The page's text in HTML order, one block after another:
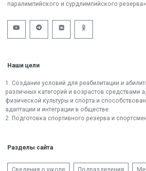
паралимпийского и сурдлимпийского резерва»
Наши цели
1. Создание условий для реабилитации и
различных категорий и возрастов средствами
физической культуры и спорта и
адаптации и интеграции в обществе.
2. Подготовка спортивного резерва и
Разделы сайта
Сведения о школе Подразделения